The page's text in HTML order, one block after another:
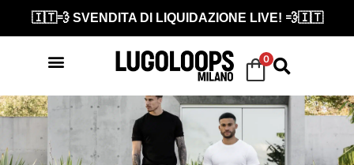
🇮🇹💨 SVENDITA DI LIQUIDAZIONE LIVE! 💨🇮🇹
0